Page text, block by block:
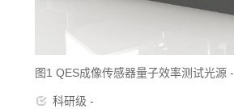
图1 QES成像传感器量子效率测试光源 -
科研级 -